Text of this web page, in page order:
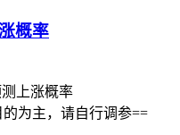
概率
上涨概率
为主，请自行调参==